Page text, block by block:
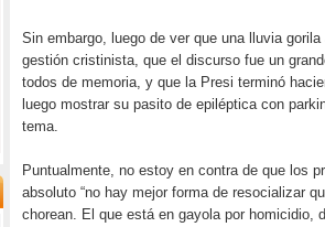
Sin embargo, luego de ver que una lluvia
gestión cristinista, que el discurso fue un
todos de memoria, y que la Presi terminó
luego mostrar su pasito de epiléptica con
tema.
Puntualmente, no estoy en contra de que los
absoluto “no hay mejor forma de resocializar
chorean. El que está en gayola por homicidio,